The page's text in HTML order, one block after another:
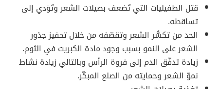
قتل الطفيليات التي تُضعف بصيلات الشعر وتُؤدي إلى
تساقطه.
الحد من تكسُّر الشعر وتقصّفه من خلال تحفيز جذور
الشعر على النمو بسبب وجود مادة الكبريت في الثوم.
زيادة تدفّق الدم إلى فروة الرأس وبالتالي زيادة نشاط
نموّ الشعر وحمايته من الصلع المبكّر.